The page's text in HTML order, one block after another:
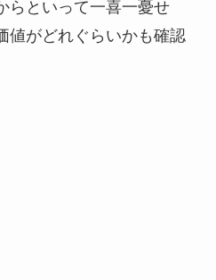
らといって一喜一憂せ
値がどれぐらいかも確認